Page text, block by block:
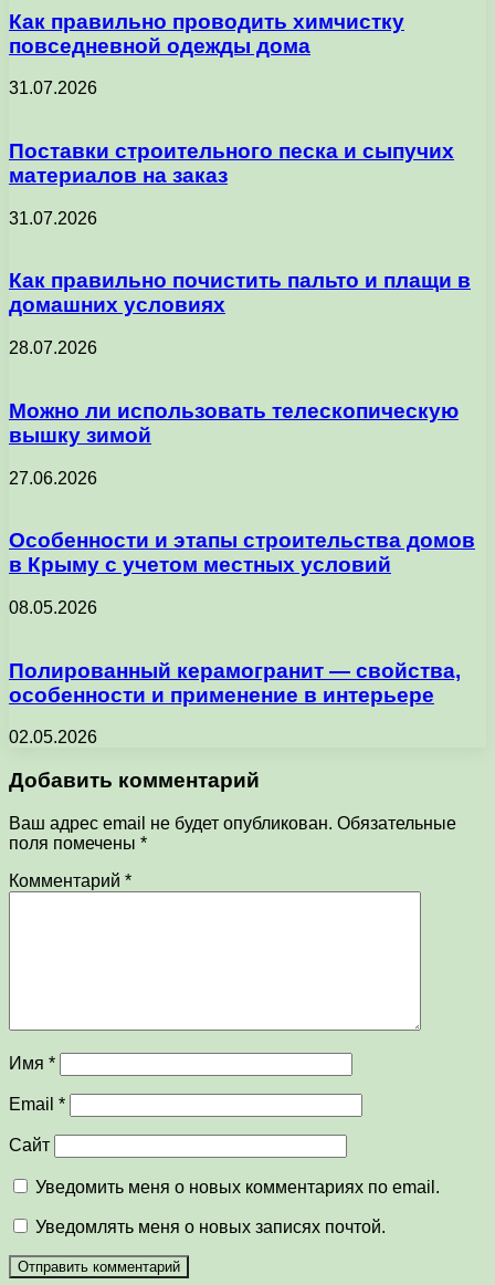
Как правильно проводить химчистку
повседневной одежды дома
31.07.2026
Поставки строительного песка и сыпучих
материалов на заказ
31.07.2026
Как правильно почистить пальто и плащи в
домашних условиях
28.07.2026
Можно ли использовать телескопическую
вышку зимой
27.06.2026
Особенности и этапы строительства домов
в Крыму с учетом местных условий
08.05.2026
Полированный керамогранит — свойства,
особенности и применение в интерьере
02.05.2026
Добавить комментарий
Ваш адрес email не будет опубликован. Обязательные
поля помечены *
Комментарий *
Имя *
Email *
Сайт
Уведомить меня о новых комментариях по email.
Уведомлять меня о новых записях почтой.